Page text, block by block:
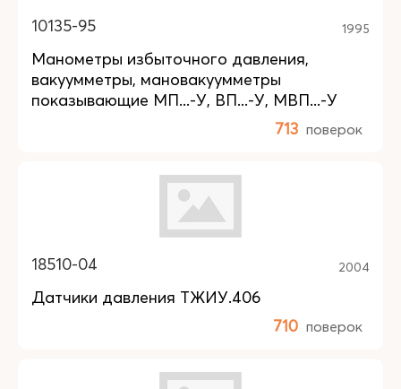
10135-95 1995
Манометры избыточного давления,
вакуумметры, мановакуумметры
показывающие МП...-У, ВП...-У, МВП...-У
713 поверок
18510-04 2004
Датчики давления ТЖИУ.406
710 поверок